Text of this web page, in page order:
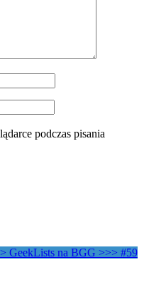
podczas pisania
GeekLists na BGG >>> #59